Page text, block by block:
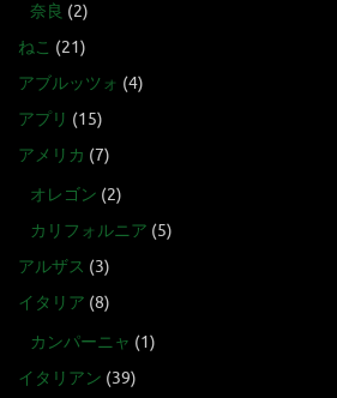
奈良 (2)
ねこ (21)
アブルッツォ (4)
アプリ (15)
アメリカ (7)
オレゴン (2)
カリフォルニア (5)
アルザス (3)
イタリア (8)
カンパーニャ (1)
イタリアン (39)